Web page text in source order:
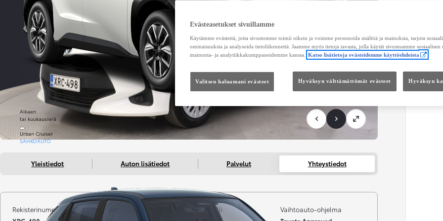
Alkaen
tai kuukausierä
Urban Cruiser
SÄHKÖAUTO
Yleistiedot Auton lisätiedot Palvelut Yhteystiedot
Rekisterinumero
Kilometrit
Vuosimalli
Vaihtoauto-ohjelma
Evästeasetukset sivuillamme
Käytämme evästeitä, jotta sivustomme toimii oikein ja voimme personoida sisältöä ja mainoksia, tarjota
ominaisuuksia ja analysoida tietoliikennettä. Jaamme myös tietoja tavasta, jolla käytät sivustoamme sosiaalisen
mainonta- ja analytiikkakumppaneidemme kanssa.
Katso lisätietoja evästeidemme käyttöehdoista
Valitsen haluamani evästeet Hyväksyn välttämättömät evästeet Hyväksyn